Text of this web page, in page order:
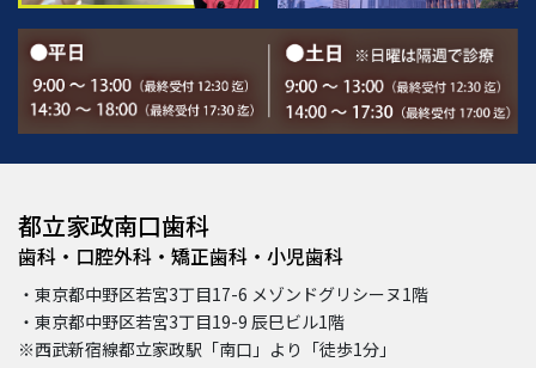
都立家政南口歯科
歯科・口腔外科・矯正歯科・小児歯科
・東京都中野区若宮3丁目17-6 メゾンドグリシーヌ1階
・東京都中野区若宮3丁目19-9 辰巳ビル1階
※西武新宿線都立家政駅「南口」より「徒歩1分」